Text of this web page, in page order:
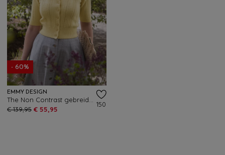
- 60%
EMMY DESIGN
€ 139,95 € 55,95
150